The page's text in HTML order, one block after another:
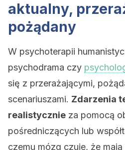
aktualny,
pożądany
W psychoterapii
psychodrama czy
się z przerażającymi,
scenariuszami. Zdarzenia
realistycznie za pomocą
pośredniczących lub
czemu mózg czuje, że